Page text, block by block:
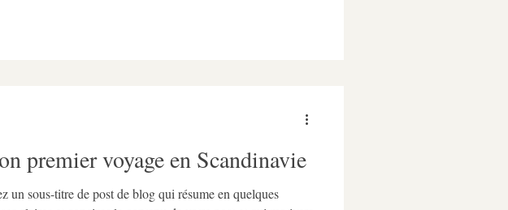
premier voyage en Scandinavie
un sous-titre de post de blog qui résume en quelques